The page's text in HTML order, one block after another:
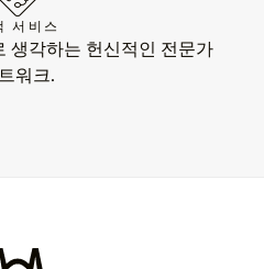
서비스
생각하는 헌신적인 전문가
워크.